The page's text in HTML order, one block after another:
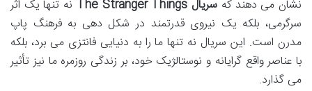
نشان می دهند که سریال The Stranger Things
نه تنها یک اثر
سرگرمی، بلکه یک نیروی قدرتمند در شکل دهی به فرهنگ پاپ
مدرن است. این سریال نه تنها ما را به دنیایی فانتزی می برد، بلکه
با عناصر واقع گرایانه و نوستالژیک خود، بر زندگی روزمره ما نیز تأثیر
می گذارد.